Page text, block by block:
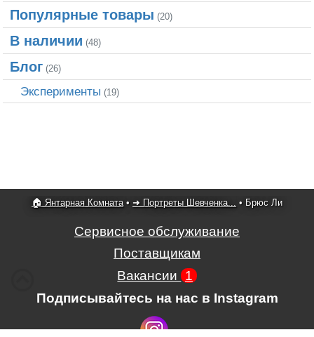
Популярные товары (20)
В наличии (48)
Блог (26)
Эксперименты (19)
🏠 Янтарная Комната• ➜ Портреты Шевченка... • Брюс Ли
Сервисное обслуживание
Поставщикам
Вакансии 1
Подписывайтесь на нас в Instagram